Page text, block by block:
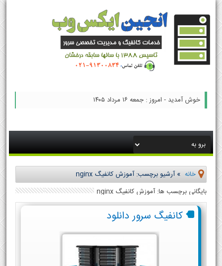
خوش آمدید - امروز : جمعه ۱۶ مرداد ۱۴۰۵
خانه »آرشیو برچسب: آموزش کانفیگ nginx
بایگانی برچسب ها: آموزش کانفیگ nginx
کانفیگ سرور دانلود